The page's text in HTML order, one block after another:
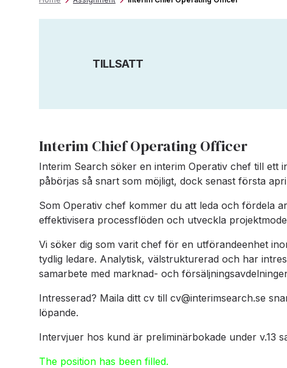
TILLSATT
Interim Chief Operating Officer
Interim Search söker en interim Operativ chef till ett
påbörjas så snart som möjligt, dock senast första
Som Operativ chef kommer du att leda och fördela
effektivisera processflöden och utveckla
Vi söker dig som varit chef för en utförandeenhet
tydlig ledare. Analytisk, välstrukturerad och har
samarbete med marknad- och
Intresserad? Maila ditt cv till cv@interimsearch.se
löpande.
Intervjuer hos kund är preliminärbokade under v.13
The position has been filled.